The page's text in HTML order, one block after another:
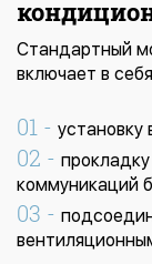
Стандартный
включает в
установку
коммуникаций